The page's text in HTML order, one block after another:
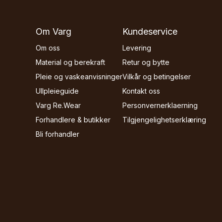
Om Varg
Om oss
Material og berekraft
Pleie og vaskeanvisninger
Ullpleieguide
Varg Re.Wear
Forhandlere & butikker
Bli forhandler
Kundeservice
Levering
Retur og bytte
Vilkår og betingelser
Kontakt oss
Personvernerklaerning
Tilgjengelighetserklæring